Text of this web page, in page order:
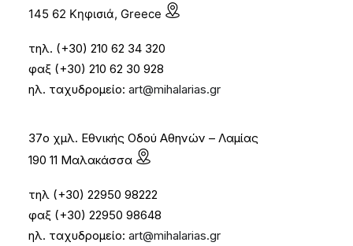
145 62 Κηφισιά, Greece
τηλ. (+30) 210 62 34 320
φαξ (+30) 210 62 30 928
ηλ. ταχυδρομείο: art@mihalarias.gr
37ο χμλ. Εθνικής Οδού Αθηνών – Λαμίας
190 11 Μαλακάσσα
τηλ (+30) 22950 98222
φαξ (+30) 22950 98648
ηλ. ταχυδρομείο: art@mihalarias.gr